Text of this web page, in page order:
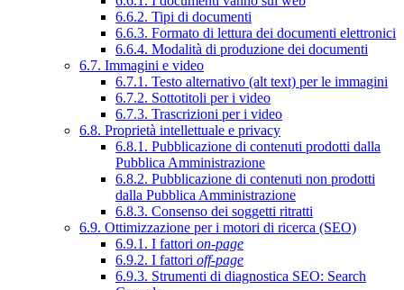
6.6.2. Tipi di documenti
6.6.3. Formato di lettura dei documenti elettronici
6.6.4. Modalità di produzione dei documenti
6.7. Immagini e video
6.7.1. Testo alternativo (alt text) per le immagini
6.7.2. Sottotitoli per i video
6.7.3. Trascrizioni per i video
6.8. Proprietà intellettuale e privacy
6.8.1. Pubblicazione di contenuti prodotti dalla
Pubblica Amministrazione
6.8.2. Pubblicazione di contenuti non prodotti
dalla Pubblica Amministrazione
6.8.3. Consenso dei soggetti ritratti
6.9. Ottimizzazione per i motori di ricerca (SEO)
6.9.1. I fattori on-page
6.9.2. I fattori off-page
6.9.3. Strumenti di diagnostica SEO: Search